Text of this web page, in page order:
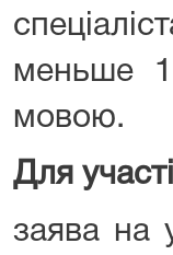
меньше 1
мовою.
Для
заява на